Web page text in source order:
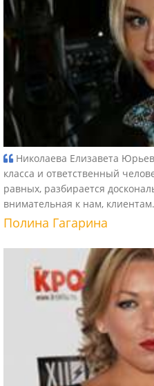
Николаева Елизавета
класса и ответственный
равных, разбирается
внимательная к нам,
Полина Гагарина